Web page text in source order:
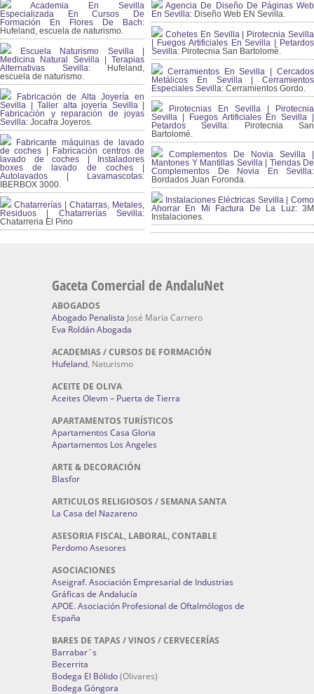
Academia En Sevilla
Especializada En Cursos De
Formación En Flores De Bach:
Hufeland, escuela de naturismo.
Escuela Naturismo Sevilla |
Medicina Natural Sevilla | Terapias
Alternativas Sevilla: Hufeland,
escuela de naturismo.
Fabricación de Alta Joyería en
Sevilla | Taller alta joyería Sevilla |
Fabricación y reparación de joyas
Sevilla: Jocafra Joyeros.
Fabricante máquinas de lavado
de coches | Fabricación centros de
lavado de coches | Instaladores
boxes de lavado de coches |
Autolavados | Lavamascotas:
IBERBOX 3000.
Chatarrerías | Chatarras, Metales,
Residuos | Chatarrerías Sevilla:
Chatarreria El Pino
Agencia De Diseño De Páginas Web
En Sevilla: Diseño Web EN Sevilla.
Cohetes En Sevilla | Pirotecnia Sevilla
| Fuegos Artificiales En Sevilla | Petardos
Sevilla: Pirotecnia San Bartolomé.
Cerramientos En Sevilla | Cercados
Metálicos En Sevilla | Cerramientos
Especiales Sevilla: Cerramientos Gordo.
Pirotecnias En Sevilla | Pirotecnia
Sevilla | Fuegos Artificiales En Sevilla |
Petardos Sevilla: Pirotecnia San
Bartolomé.
Complementos De Novia Sevilla |
Mantones Y Mantillas Sevilla | Tiendas De
Complementos De Novia En Sevilla:
Bordados Juan Foronda.
Instalaciones Eléctricas Sevilla | Como
Ahorrar En Mi Factura De La Luz:3M
Instalaciones.
Gaceta Comercial de AndaluNet
ABOGADOS
Abogado Penalista José María Carnero
Eva Roldán Abogada
ACADEMIAS / CURSOS DE FORMACIÓN
Hufeland, Naturismo
ACEITE DE OLIVA
Aceites Olevm – Puerta de Tierra
APARTAMENTOS TURÍSTICOS
Apartamentos Casa Gloria
Apartamentos Los Angeles
ARTE & DECORACIÓN
Blasfor
ARTICULOS RELIGIOSOS / SEMANA SANTA
La Casa del Nazareno
ASESORIA FISCAL, LABORAL, CONTABLE
Perdomo Asesores
ASOCIACIONES
Aseigraf. Asociación Empresarial de Industrias
Gráficas de Andalucía
APOE. Asociación Profesional de Oftalmólogos de
España
BARES DE TAPAS / VINOS / CERVECERÍAS
Barrabar´s
Becerrita
Bodega El Bólido(Olivares)
Bodega Góngora